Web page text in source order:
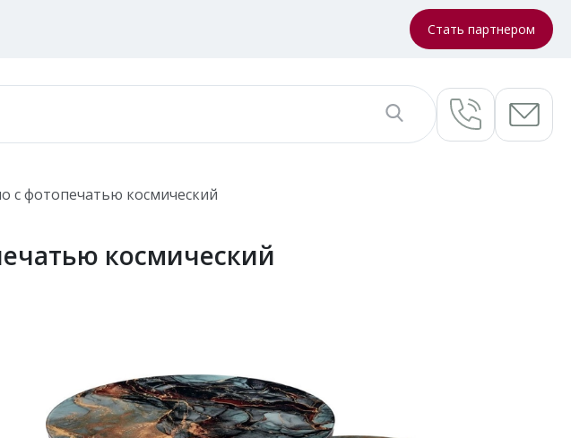
Стать партнером
с фотопечатью космический
космический